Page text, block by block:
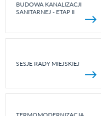
BUDOWA KANALIZACJI
SANITARNEJ - ETAP II
SESJE RADY MIEJSKIEJ